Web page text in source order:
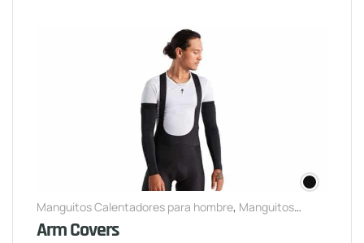
Manguitos Calentadores para hombre, Manguitos
Calentadores para mujer
Arm Covers